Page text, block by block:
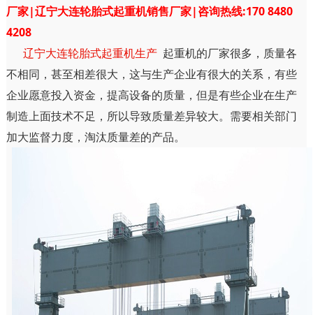
厂家|辽宁大连轮胎式起重机销售厂家|咨询热线:170 8480
4208
辽宁大连轮胎式起重机生产 起重机的厂家很多，质量各
不相同，甚至相差很大，这与生产企业有很大的关系，有些
企业愿意投入资金，提高设备的质量，但是有些企业在生产
制造上面技术不足，所以导致质量差异较大。需要相关部门
加大监督力度，淘汰质量差的产品。